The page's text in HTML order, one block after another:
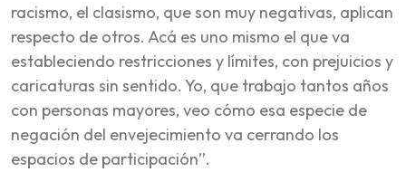
racismo, el clasismo, que son muy negativas, aplican
respecto de otros. Acá es uno mismo el que va
estableciendo restricciones y límites, con prejuicios y
caricaturas sin sentido. Yo, que trabajo tantos años
con personas mayores, veo cómo esa especie de
negación del envejecimiento va cerrando los
espacios de participación”.